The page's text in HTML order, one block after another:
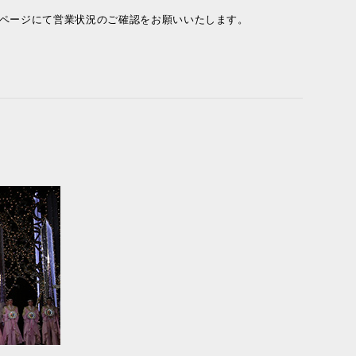
ジにて営業状況のご確認をお願いいたします。